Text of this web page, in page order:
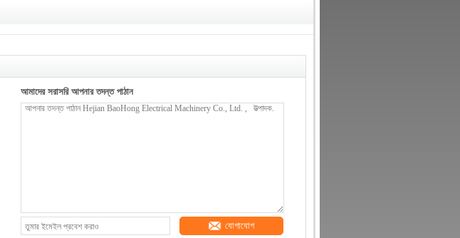
আমাদের সরাসরি আপনার তদন্ত পাঠান
যোগাযোগ